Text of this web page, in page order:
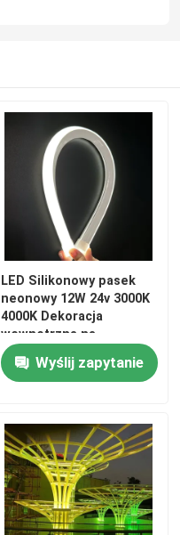
LED Silikonowy pasek
neonowy 12W 24v 3000K
4000K Dekoracja
wewnętrzna na
zewnątrz
Wyślij zapytanie